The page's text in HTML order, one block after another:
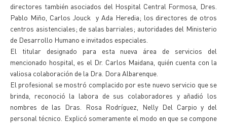
directores también asociados del Hospital Central Formosa, Dres.
Pablo Miño, Carlos Jouck y Ada Heredia; los directores de otros
centros asistenciales; de salas barriales; autoridades del Ministerio
de Desarrollo Humano e invitados especiales.
El titular designado para esta nueva área de servicios del
mencionado hospital, es el Dr. Carlos Maidana, quién cuenta con la
valiosa colaboración de la Dra. Dora Albarenque.
El profesional se mostró complacido por este nuevo servicio que se
brinda, reconoció la labora de sus colaboradores y añadió los
nombres de las Dras. Rosa Rodríguez, Nelly Del Carpio y del
personal técnico. Explicó someramente el modo en que se compone